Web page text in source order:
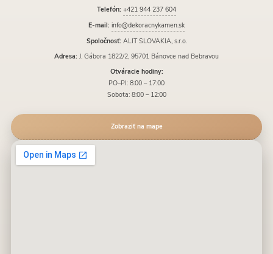
Telefón: +421 944 237 604
E-mail: info@dekoracnykamen.sk
Spoločnosť: ALIT SLOVAKIA, s.r.o.
Adresa: J. Gábora 1822/2, 95701 Bánovce nad Bebravou
Otváracie hodiny:
PO–PI: 8:00 – 17:00
Sobota: 8:00 – 12:00
Zobraziť na mape